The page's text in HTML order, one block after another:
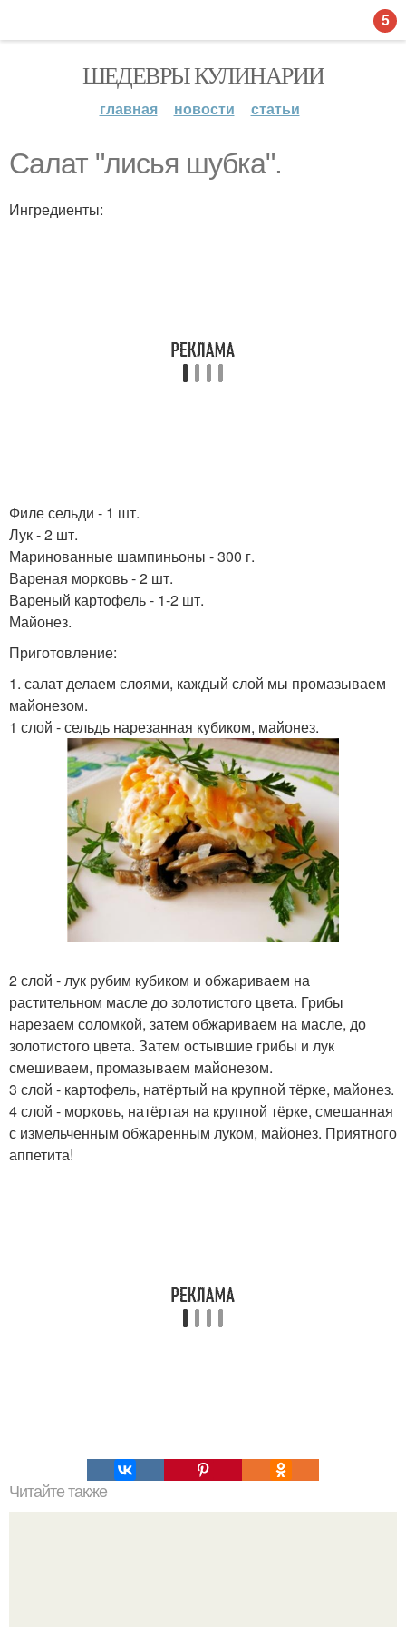
ШЕДЕВРЫ КУЛИНАРИИ
главная новости статьи
Салат "лисья шубка".
Ингредиенты:
Филе сельди - 1 шт.
Лук - 2 шт.
Маринованные шампиньоны - 300 г.
Вареная морковь - 2 шт.
Вареный картофель - 1-2 шт.
Майонез.
Приготовление:
1. салат делаем слоями, каждый слой мы промазываем
майонезом.
1 слой - сельдь нарезанная кубиком, майонез.
2 слой - лук рубим кубиком и обжариваем на
растительном масле до золотистого цвета. Грибы
нарезаем соломкой, затем обжариваем на масле, до
золотистого цвета. Затем остывшие грибы и лук
смешиваем, промазываем майонезом.
3 слой - картофель, натёртый на крупной тёрке, майонез.
4 слой - морковь, натёртая на крупной тёрке, смешанная
с измельченным обжаренным луком, майонез. Приятного
аппетита!
Читайте также
5